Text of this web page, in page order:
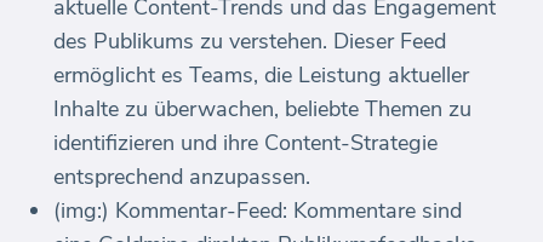
aktuelle Content-Trends und das Engagement
des Publikums zu verstehen. Dieser Feed
ermöglicht es Teams, die Leistung aktueller
Inhalte zu überwachen, beliebte Themen zu
identifizieren und ihre Content-Strategie
entsprechend anzupassen.
(img:) Kommentar-Feed: Kommentare sind